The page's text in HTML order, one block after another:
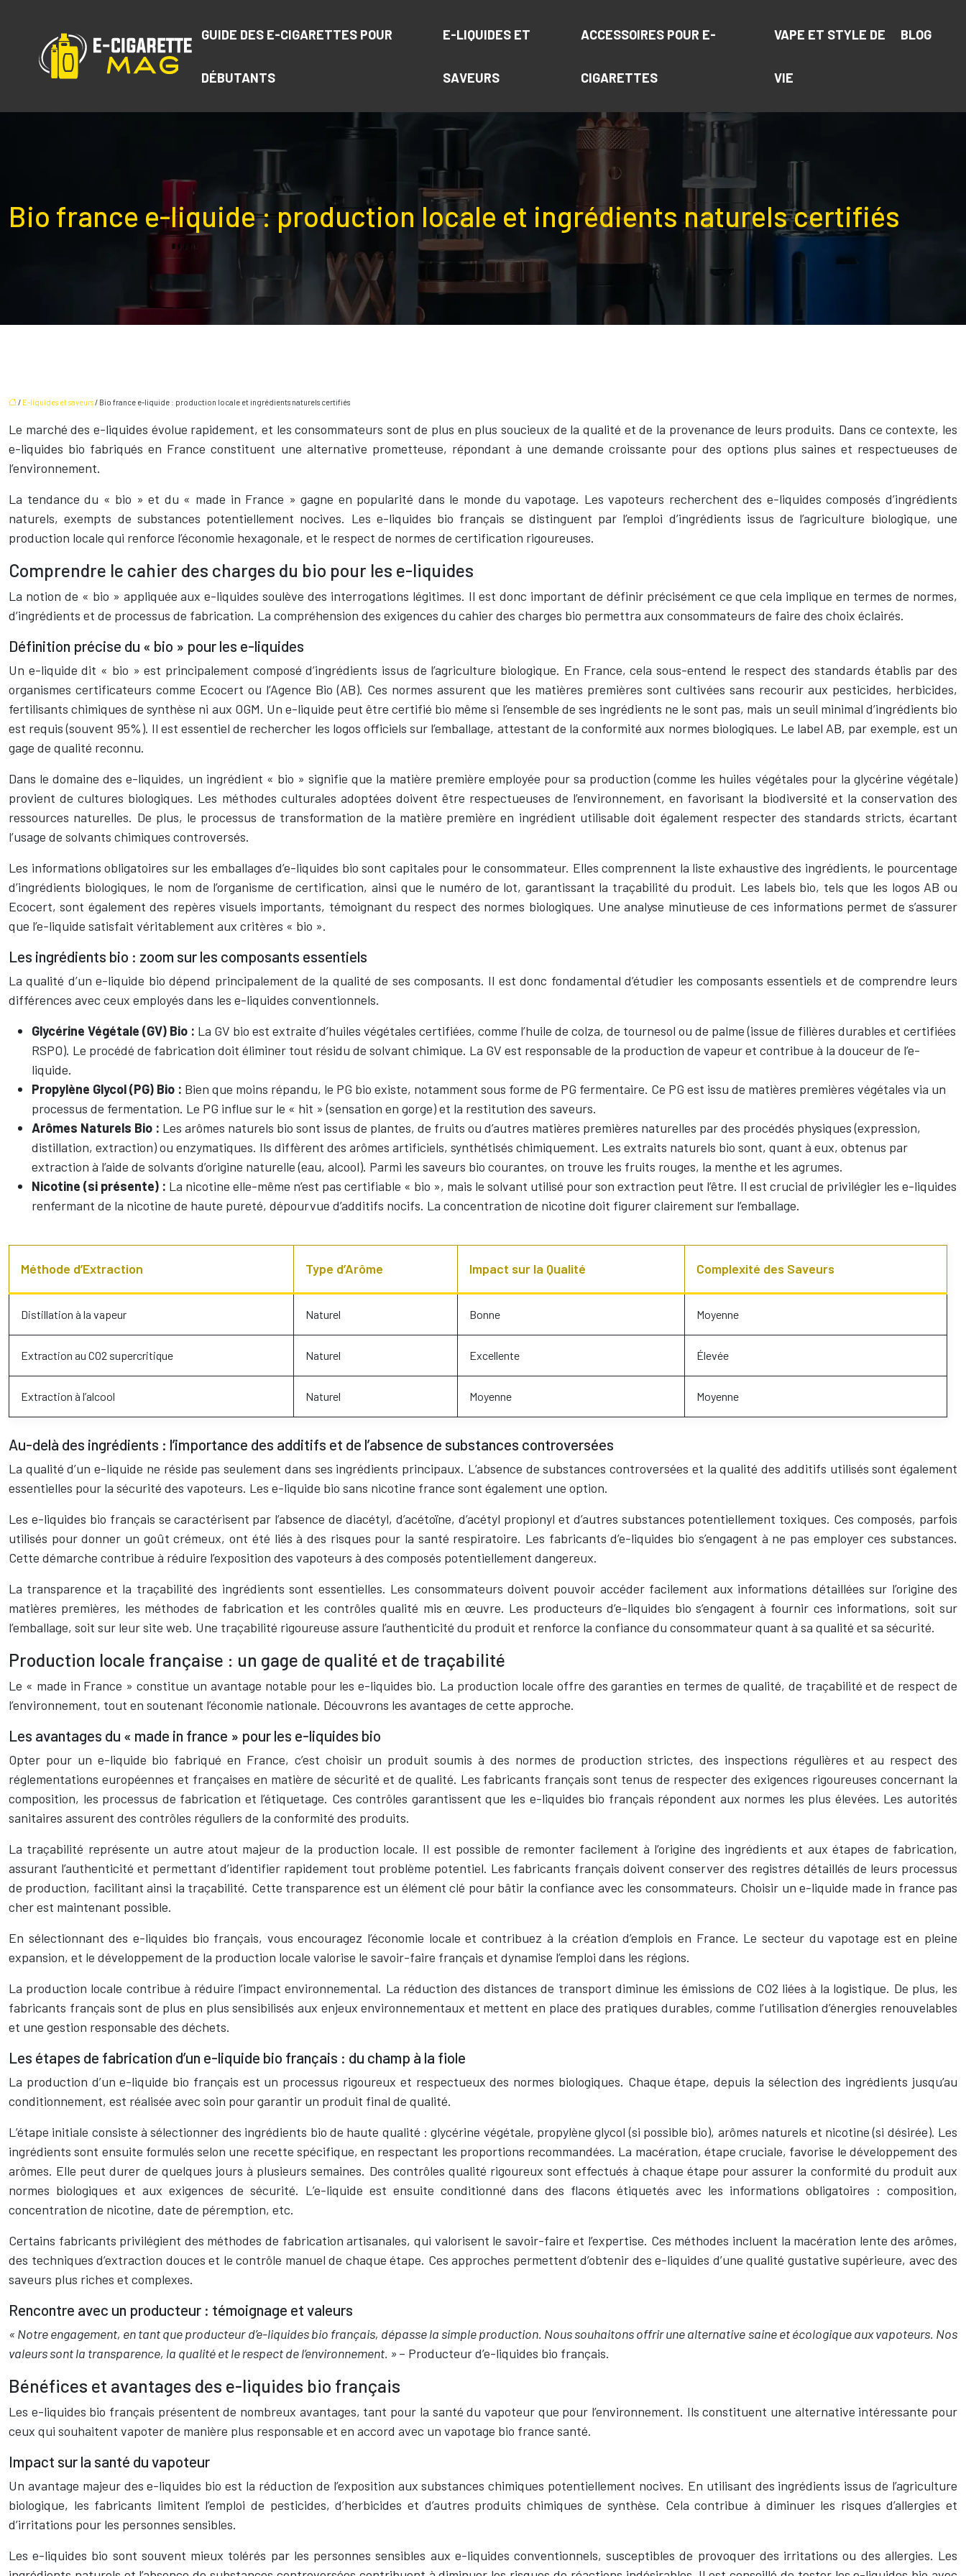
GUIDE DES E-CIGARETTES POUR
DÉBUTANTS
E-LIQUIDES ET
SAVEURS
ACCESSOIRES POUR E-
CIGARETTES
VAPE ET STYLE DE
VIE
BLOG
Bio france e-liquide : production locale et ingrédients naturels certifiés
/ E-liquides et saveurs/ Bio france e-liquide : production locale et ingrédients naturels certifiés
Le marché des e-liquides évolue rapidement, et les consommateurs sont de plus en plus soucieux de la qualité et de la provenance de leurs produits. Dans ce contexte, les
e-liquides bio fabriqués en France constituent une alternative prometteuse, répondant à une demande croissante pour des options plus saines et respectueuses de
l’environnement.
La tendance du « bio » et du « made in France » gagne en popularité dans le monde du vapotage. Les vapoteurs recherchent des e-liquides composés d’ingrédients
naturels, exempts de substances potentiellement nocives. Les e-liquides bio français se distinguent par l’emploi d’ingrédients issus de l’agriculture biologique, une
production locale qui renforce l’économie hexagonale, et le respect de normes de certification rigoureuses.
Comprendre le cahier des charges du bio pour les e-liquides
La notion de « bio » appliquée aux e-liquides soulève des interrogations légitimes. Il est donc important de définir précisément ce que cela implique en termes de normes,
d’ingrédients et de processus de fabrication. La compréhension des exigences du cahier des charges bio permettra aux consommateurs de faire des choix éclairés.
Définition précise du « bio » pour les e-liquides
Un e-liquide dit « bio » est principalement composé d’ingrédients issus de l’agriculture biologique. En France, cela sous-entend le respect des standards établis par des
organismes certificateurs comme Ecocert ou l’Agence Bio (AB). Ces normes assurent que les matières premières sont cultivées sans recourir aux pesticides, herbicides,
fertilisants chimiques de synthèse ni aux OGM. Un e-liquide peut être certifié bio même si l’ensemble de ses ingrédients ne le sont pas, mais un seuil minimal d’ingrédients bio
est requis (souvent 95%). Il est essentiel de rechercher les logos officiels sur l’emballage, attestant de la conformité aux normes biologiques. Le label AB, par exemple, est un
gage de qualité reconnu.
Dans le domaine des e-liquides, un ingrédient « bio » signifie que la matière première employée pour sa production (comme les huiles végétales pour la glycérine végétale)
provient de cultures biologiques. Les méthodes culturales adoptées doivent être respectueuses de l’environnement, en favorisant la biodiversité et la conservation des
ressources naturelles. De plus, le processus de transformation de la matière première en ingrédient utilisable doit également respecter des standards stricts, écartant
l’usage de solvants chimiques controversés.
Les informations obligatoires sur les emballages d’e-liquides bio sont capitales pour le consommateur. Elles comprennent la liste exhaustive des ingrédients, le pourcentage
d’ingrédients biologiques, le nom de l’organisme de certification, ainsi que le numéro de lot, garantissant la traçabilité du produit. Les labels bio, tels que les logos AB ou
Ecocert, sont également des repères visuels importants, témoignant du respect des normes biologiques. Une analyse minutieuse de ces informations permet de s’assurer
que l’e-liquide satisfait véritablement aux critères « bio ».
Les ingrédients bio : zoom sur les composants essentiels
La qualité d’un e-liquide bio dépend principalement de la qualité de ses composants. Il est donc fondamental d’étudier les composants essentiels et de comprendre leurs
différences avec ceux employés dans les e-liquides conventionnels.
Glycérine Végétale (GV) Bio : La GV bio est extraite d’huiles végétales certifiées, comme l’huile de colza, de tournesol ou de palme (issue de filières durables et certifiées
RSPO). Le procédé de fabrication doit éliminer tout résidu de solvant chimique. La GV est responsable de la production de vapeur et contribue à la douceur de l’e-
liquide.
Propylène Glycol (PG) Bio : Bien que moins répandu, le PG bio existe, notamment sous forme de PG fermentaire. Ce PG est issu de matières premières végétales via un
processus de fermentation. Le PG influe sur le « hit » (sensation en gorge) et la restitution des saveurs.
Arômes Naturels Bio : Les arômes naturels bio sont issus de plantes, de fruits ou d’autres matières premières naturelles par des procédés physiques (expression,
distillation, extraction) ou enzymatiques. Ils diffèrent des arômes artificiels, synthétisés chimiquement. Les extraits naturels bio sont, quant à eux, obtenus par
extraction à l’aide de solvants d’origine naturelle (eau, alcool). Parmi les saveurs bio courantes, on trouve les fruits rouges, la menthe et les agrumes.
Nicotine (si présente) : La nicotine elle-même n’est pas certifiable « bio », mais le solvant utilisé pour son extraction peut l’être. Il est crucial de privilégier les e-liquides
renfermant de la nicotine de haute pureté, dépourvue d’additifs nocifs. La concentration de nicotine doit figurer clairement sur l’emballage.
Méthode d’Extraction Type d’Arôme Impact sur la Qualité Complexité des Saveurs
Distillation à la vapeur Naturel Bonne Moyenne
Extraction au CO2 supercritique Naturel Excellente Élevée
Extraction à l’alcool Naturel Moyenne Moyenne
Au-delà des ingrédients : l’importance des additifs et de l’absence de substances controversées
La qualité d’un e-liquide ne réside pas seulement dans ses ingrédients principaux. L’absence de substances controversées et la qualité des additifs utilisés sont également
essentielles pour la sécurité des vapoteurs. Les e-liquide bio sans nicotine france sont également une option.
Les e-liquides bio français se caractérisent par l’absence de diacétyl, d’acétoïne, d’acétyl propionyl et d’autres substances potentiellement toxiques. Ces composés, parfois
utilisés pour donner un goût crémeux, ont été liés à des risques pour la santé respiratoire. Les fabricants d’e-liquides bio s’engagent à ne pas employer ces substances.
Cette démarche contribue à réduire l’exposition des vapoteurs à des composés potentiellement dangereux.
La transparence et la traçabilité des ingrédients sont essentielles. Les consommateurs doivent pouvoir accéder facilement aux informations détaillées sur l’origine des
matières premières, les méthodes de fabrication et les contrôles qualité mis en œuvre. Les producteurs d’e-liquides bio s’engagent à fournir ces informations, soit sur
l’emballage, soit sur leur site web. Une traçabilité rigoureuse assure l’authenticité du produit et renforce la confiance du consommateur quant à sa qualité et sa sécurité.
Production locale française : un gage de qualité et de traçabilité
Le « made in France » constitue un avantage notable pour les e-liquides bio. La production locale offre des garanties en termes de qualité, de traçabilité et de respect de
l’environnement, tout en soutenant l’économie nationale. Découvrons les avantages de cette approche.
Les avantages du « made in france » pour les e-liquides bio
Opter pour un e-liquide bio fabriqué en France, c’est choisir un produit soumis à des normes de production strictes, des inspections régulières et au respect des
réglementations européennes et françaises en matière de sécurité et de qualité. Les fabricants français sont tenus de respecter des exigences rigoureuses concernant la
composition, les processus de fabrication et l’étiquetage. Ces contrôles garantissent que les e-liquides bio français répondent aux normes les plus élevées. Les autorités
sanitaires assurent des contrôles réguliers de la conformité des produits.
La traçabilité représente un autre atout majeur de la production locale. Il est possible de remonter facilement à l’origine des ingrédients et aux étapes de fabrication,
assurant l’authenticité et permettant d’identifier rapidement tout problème potentiel. Les fabricants français doivent conserver des registres détaillés de leurs processus
de production, facilitant ainsi la traçabilité. Cette transparence est un élément clé pour bâtir la confiance avec les consommateurs. Choisir un e-liquide made in france pas
cher est maintenant possible.
En sélectionnant des e-liquides bio français, vous encouragez l’économie locale et contribuez à la création d’emplois en France. Le secteur du vapotage est en pleine
expansion, et le développement de la production locale valorise le savoir-faire français et dynamise l’emploi dans les régions.
La production locale contribue à réduire l’impact environnemental. La réduction des distances de transport diminue les émissions de CO2 liées à la logistique. De plus, les
fabricants français sont de plus en plus sensibilisés aux enjeux environnementaux et mettent en place des pratiques durables, comme l’utilisation d’énergies renouvelables
et une gestion responsable des déchets.
Les étapes de fabrication d’un e-liquide bio français : du champ à la fiole
La production d’un e-liquide bio français est un processus rigoureux et respectueux des normes biologiques. Chaque étape, depuis la sélection des ingrédients jusqu’au
conditionnement, est réalisée avec soin pour garantir un produit final de qualité.
L’étape initiale consiste à sélectionner des ingrédients bio de haute qualité : glycérine végétale, propylène glycol (si possible bio), arômes naturels et nicotine (si désirée). Les
ingrédients sont ensuite formulés selon une recette spécifique, en respectant les proportions recommandées. La macération, étape cruciale, favorise le développement des
arômes. Elle peut durer de quelques jours à plusieurs semaines. Des contrôles qualité rigoureux sont effectués à chaque étape pour assurer la conformité du produit aux
normes biologiques et aux exigences de sécurité. L’e-liquide est ensuite conditionné dans des flacons étiquetés avec les informations obligatoires : composition,
concentration de nicotine, date de péremption, etc.
Certains fabricants privilégient des méthodes de fabrication artisanales, qui valorisent le savoir-faire et l’expertise. Ces méthodes incluent la macération lente des arômes,
des techniques d’extraction douces et le contrôle manuel de chaque étape. Ces approches permettent d’obtenir des e-liquides d’une qualité gustative supérieure, avec des
saveurs plus riches et complexes.
Rencontre avec un producteur : témoignage et valeurs
« Notre engagement, en tant que producteur d’e-liquides bio français, dépasse la simple production. Nous souhaitons offrir une alternative saine et écologique aux vapoteurs. Nos
valeurs sont la transparence, la qualité et le respect de l’environnement. » – Producteur d’e-liquides bio français.
Bénéfices et avantages des e-liquides bio français
Les e-liquides bio français présentent de nombreux avantages, tant pour la santé du vapoteur que pour l’environnement. Ils constituent une alternative intéressante pour
ceux qui souhaitent vapoter de manière plus responsable et en accord avec un vapotage bio france santé.
Impact sur la santé du vapoteur
Un avantage majeur des e-liquides bio est la réduction de l’exposition aux substances chimiques potentiellement nocives. En utilisant des ingrédients issus de l’agriculture
biologique, les fabricants limitent l’emploi de pesticides, d’herbicides et d’autres produits chimiques de synthèse. Cela contribue à diminuer les risques d’allergies et
d’irritations pour les personnes sensibles.
Les e-liquides bio sont souvent mieux tolérés par les personnes sensibles aux e-liquides conventionnels, susceptibles de provoquer des irritations ou des allergies. Les